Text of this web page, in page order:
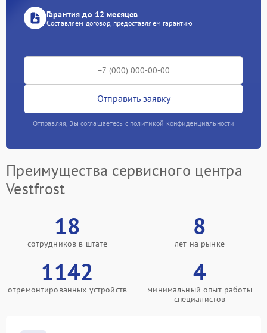
Гарантия до 12 месяцев
Составляем договор, предоставляем гарантию
Отправить заявку
Отправляя, Вы соглашаетесь с политикой конфиденциальности
Преимущества сервисного центра
Vestfrost
18
сотрудников в штате
8
лет на рынке
1142
отремонтированных устройств
4
минимальный опыт работы
специалистов